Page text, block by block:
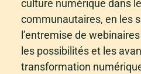
culture numérique dans
communautaires, en les
l’entremise de
les possibilités et les
transformation